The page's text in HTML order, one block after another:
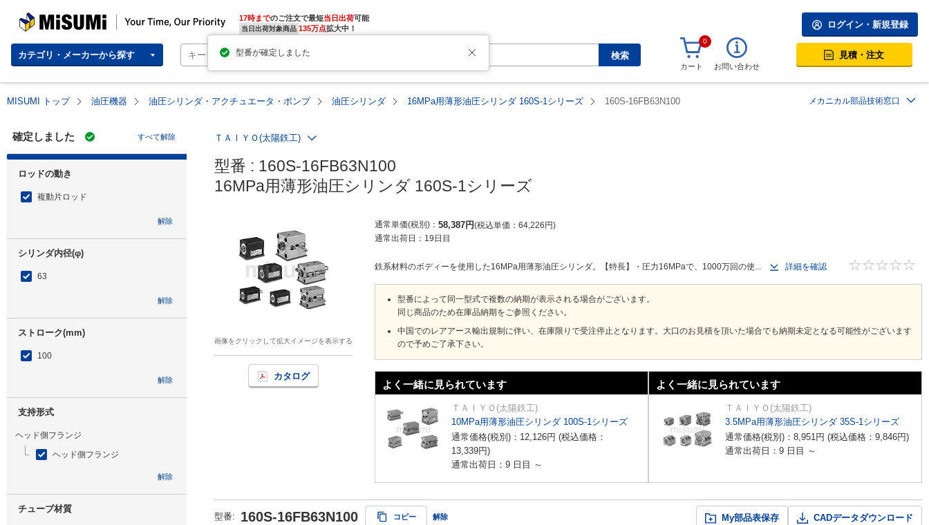
MISUMI | Your Time, Our Priority 17時までのご注文で最短当日出荷
当日出荷対象商品 135万点拡大中！
カテゴリ・メーカーから探す 検索
ログイン・新規登録
0
カート お問い合わせ
見積・注文
MISUMI トップ 油圧機器 油圧シリンダ・アクチュエータ・ポンプ 油圧シリンダ 16MPa用薄形油圧シリンダ 160S-1シリーズ 160S-16FB63N100 メカニカル部品技術窓口
確定しました すべて解除
ロッドの動き
複動片ロッド
解除
シリンダ内径(φ)
63
解除
ストローク(mm)
100
解除
支持形式
ヘッド側フランジ
ヘッド側フランジ
解除
チューブ材質
ＴＡＩＹＯ(太陽鉄工)
型番 : 160S-16FB63N100
16MPa用薄形油圧シリンダ 160S-1シリーズ
画像をクリックして拡大イメージを表示する
カタログ
通常単価(税別) 58,387円 税込単価 64,226円
通常出荷日： 19日目
鉄系材料のボディーを使用した16MPa用薄形油圧シリンダ。【特長】・圧力16MPaで、1000万回の使... 詳細を確認
型番によって同一型式で複数の納期が表示される場合がございます。
同じ商品のため在庫品納期をご参照ください。
中国でのレアアース輸出規制に伴い、在庫限りで受注停止となります。大口のお見積を頂いた場合でも納期未定となる可能性がございます
ので予めご了承下さい。
よく一緒に見られています
ＴＡＩＹＯ(太陽鉄工)
10MPa用薄形油圧シリンダ 100S-1シリーズ
通常価格(税別)： 12,126円 (税込価格：
13,339円)
通常出荷日：9 日目 ～
よく一緒に見られています
ＴＡＩＹＯ(太陽鉄工)
3.5MPa用薄形油圧シリンダ 35S-1シリーズ
通常価格(税別)： 8,951円 (税込価格： 9,846円)
通常出荷日：9 日目 ～
型番: 160S-16FB63N100 コピー 解除 My部品表保存 CADデータダウンロード